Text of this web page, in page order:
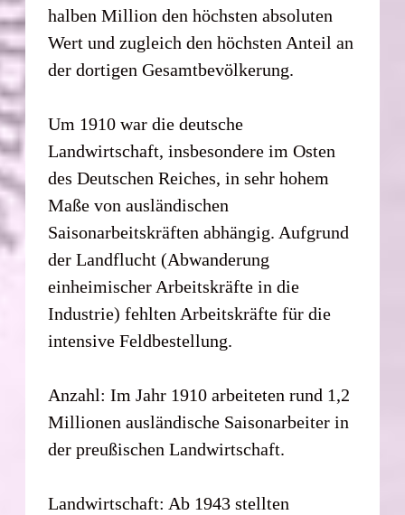
halben Million den höchsten absoluten
Wert und zugleich den höchsten Anteil an
der dortigen Gesamtbevölkerung.
Um 1910 war die deutsche
Landwirtschaft, insbesondere im Osten
des Deutschen Reiches, in sehr hohem
Maße von ausländischen
Saisonarbeitskräften abhängig. Aufgrund
der Landflucht (Abwanderung
einheimischer Arbeitskräfte in die
Industrie) fehlten Arbeitskräfte für die
intensive Feldbestellung.
Anzahl: Im Jahr 1910 arbeiteten rund 1,2
Millionen ausländische Saisonarbeiter in
der preußischen Landwirtschaft.
Landwirtschaft: Ab 1943 stellten